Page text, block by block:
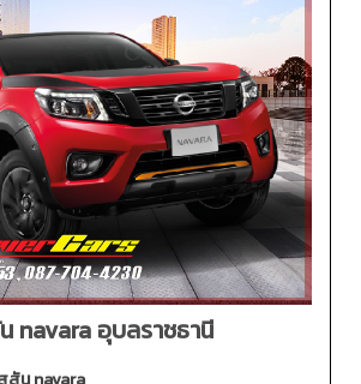
navara อุบลราชธานี